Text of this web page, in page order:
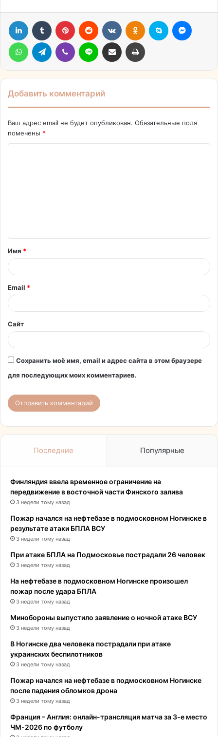
LinkedIn Tumblr Pinterest Reddit ВконтактеОдноклассники
Skype
WhatsAppTelegram Viber Line Поделиться через электронную почту Печатать
Добавить комментарий
Ваш адрес email не будет опубликован. Обязательные поля
помечены *
т
а
й
*
Имя *
Email *
Сайт
Сохранить моё имя, email и адрес сайта в этом браузере
для последующих моих комментариев.
Последние Популярные
Финляндия ввела временное ограничение на
передвижение в восточной части Финского залива
3 недели тому назад
Пожар начался на нефтебазе в подмосковном Ногинске в
результате атаки БПЛА ВСУ
3 недели тому назад
При атаке БПЛА на Подмосковье пострадали 26 человек
3 недели тому назад
На нефтебазе в подмосковном Ногинске произошел
пожар после удара БПЛА
3 недели тому назад
Минобороны выпустило заявление о ночной атаке ВСУ
3 недели тому назад
В Ногинске два человека пострадали при атаке
украинских беспилотников
3 недели тому назад
Пожар начался на нефтебазе в подмосковном Ногинске
после падения обломков дрона
3 недели тому назад
Франция – Англия: онлайн-трансляция матча за 3-е место
ЧМ-2026 по футболу